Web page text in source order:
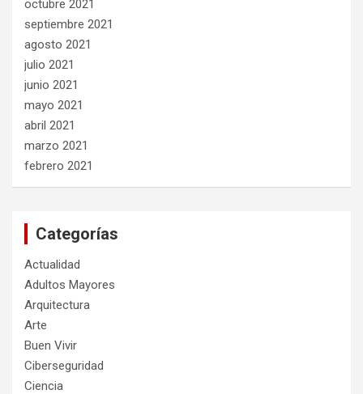
octubre 2021
septiembre 2021
agosto 2021
julio 2021
junio 2021
mayo 2021
abril 2021
marzo 2021
febrero 2021
Categorías
Actualidad
Adultos Mayores
Arquitectura
Arte
Buen Vivir
Ciberseguridad
Ciencia